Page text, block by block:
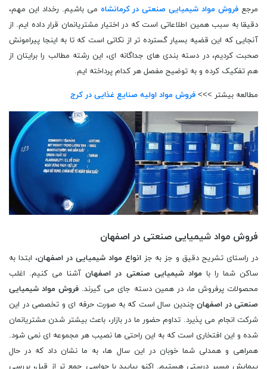
مرجع فروش مواد شیمیایی صنعتی در کرمانشاه می باشیم. رخداد این مهم،
دقیقا به سبب همین اطلاعاتی است که در اختیار مشتریانمان قرار داده ایم. از
آنجایی که این قضیه بسیار گسترده تر از نکاتی است که تا به اینجا پیرامونش
صحبت کردیم، در دسته بندی های جداگانه ای، این رشته مطالب را برایتان از
هم تفکیک کرده و به توضیح مفصل هر کدام پرداخته ایم.
مطالعه بیشتر >>> فروش مواد اولیه صنایع غذایی در کرج
فروش مواد شیمیایی صنعتی در اصفهان
در راستای تشریح دقیق و جز به جزانواع مواد شیمیایی در اصفهان، ابتدا به
ساکن شما را با مواد شیمیایی صنعتی در اصفهانآشنا می کنیم. اغلب
محصولات پرفروش ما، در همین دسته جای می گیرند. فروش مواد شیمیایی
صنعتی در اصفهان چندین سال است که به صورت حرفه ای و تخصصی در این
شرکت انجام می پذیرد. تداوم حضور ما در بازار، باعث بیشتر شدن مشتریانمان
شده و این افتخاری است که به این راحتی ها نصیب هر مجموعه ای نمی شود.
همراهی و همدلی شما خوبان در این سال ها، به ما نشان داد که در حال
پیمایش مسیر درستی هستیم. اکنو بیایید با حواسی جمع تر از قبل، بررسی